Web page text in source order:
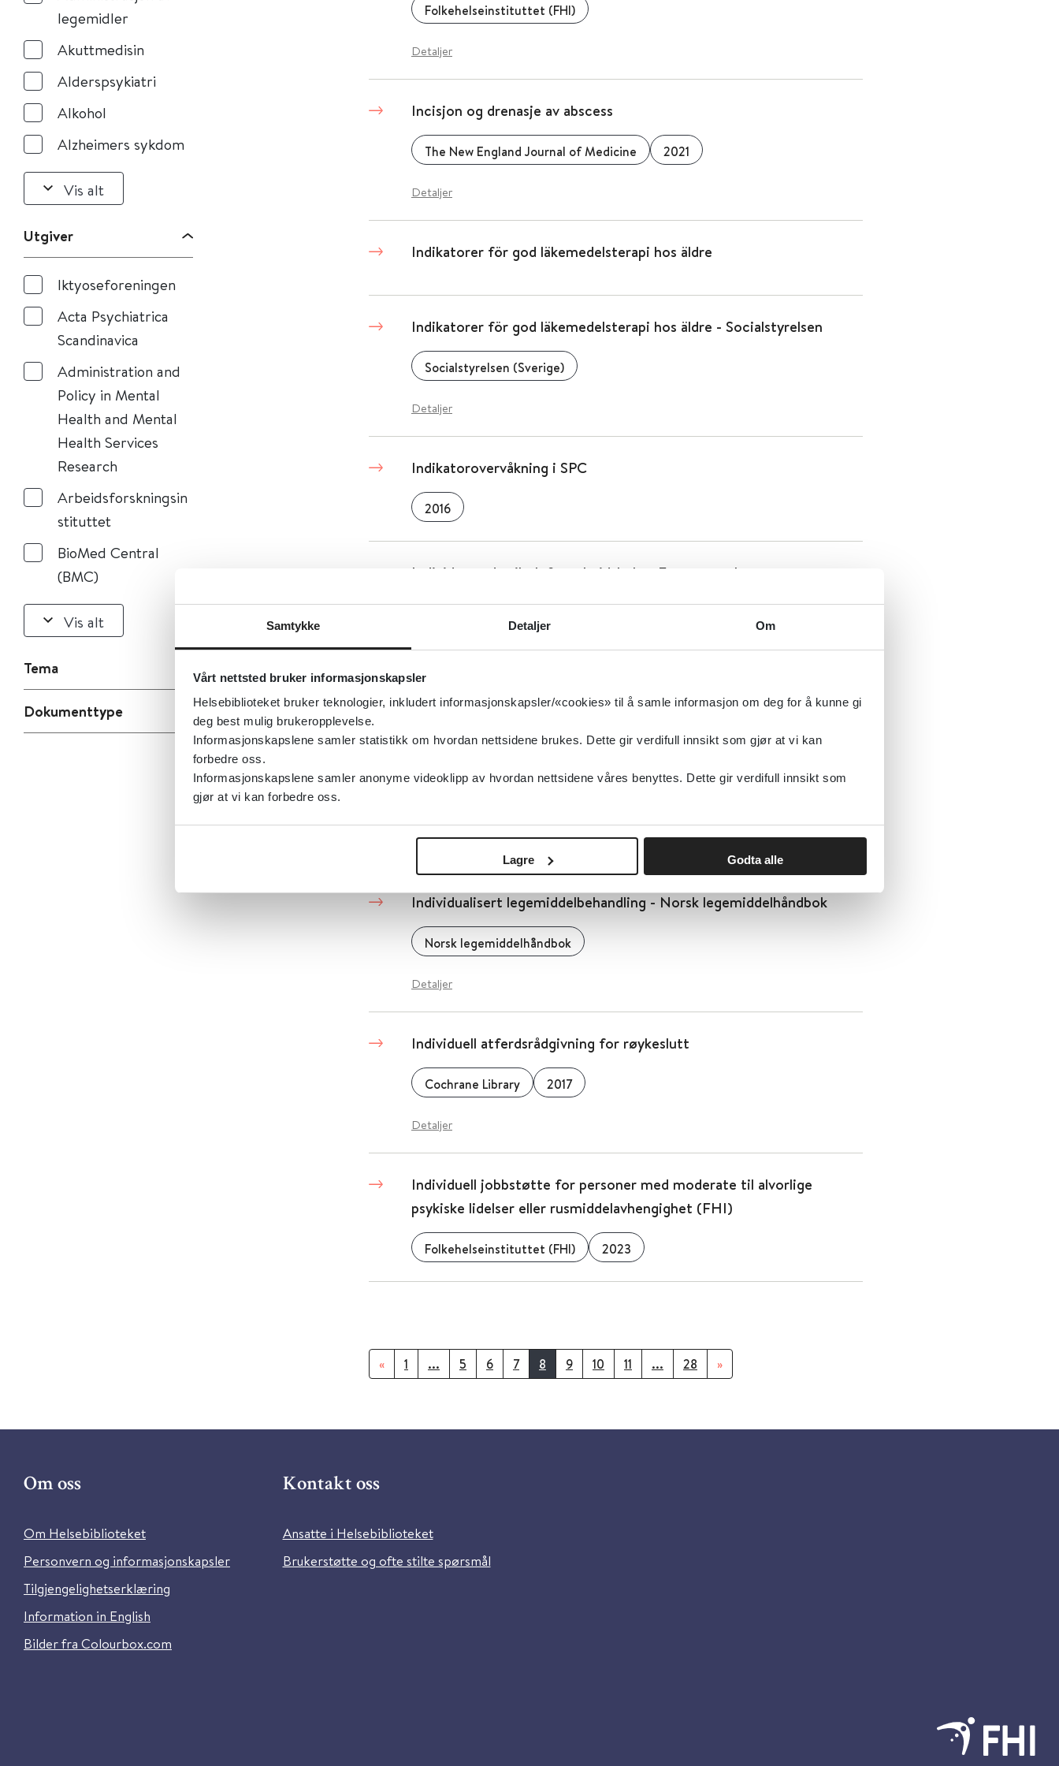
Samtykke Detaljer Om
Vårt nettsted bruker informasjonskapsler
Helsebiblioteket bruker teknologier, inkludert informasjonskapsler/«cookies» til å samle informasjon om deg for å kunne gi
deg best mulig brukeropplevelse.
Informasjonskapslene samler statistikk om hvordan nettsidene brukes. Dette gir verdifull innsikt som gjør at vi kan
forbedre oss.
Informasjonskapslene samler anonyme videoklipp av hvordan nettsidene våres benyttes. Dette gir verdifull innsikt som
gjør at vi kan forbedre oss.
Lagre Godta alle
legemidler
Akuttmedisin
Alderspsykiatri
Alkohol
Alzheimers sykdom
Vis alt
Utgiver
Iktyoseforeningen
Acta Psychiatrica
Scandinavica
Administration and
Policy in Mental
Health and Mental
Health Services
Research
Arbeidsforskningsin
stituttet
BioMed Central
(BMC)
Vis alt
Tema
Dokumenttype
Folkehelseinstituttet (FHI)
Detaljer
Incisjon og drenasje av abscess
The New England Journal of Medicine 2021
Detaljer
Indikatorer för god läkemedelsterapi hos äldre
Indikatorer för god läkemedelsterapi hos äldre - Socialstyrelsen
Socialstyrelsen (Sverige)
Detaljer
Indikatorovervåkning i SPC
2016
Individrettede tiltak for arbeidshelse: En metaanalyse av
Journal of Occupational Health Psychology
Detaljer
Individual psychodynamic psychotherapy and psychoanalysis for
Detaljer
Individualisert legemiddelbehandling - Norsk legemiddelhåndbok
Norsk legemiddelhåndbok
Detaljer
Individuell atferdsrådgivning for røykeslutt
Cochrane Library 2017
Detaljer
Individuell jobbstøtte for personer med moderate til alvorlige
psykiske lidelser eller rusmiddelavhengighet (FHI)
Folkehelseinstituttet (FHI) 2023
« 1 ... 5 6 7 8 9 10 11 ... 28 »
Om oss
Om Helsebiblioteket
Personvern og informasjonskapsler
Tilgjengelighetserklæring
Information in English
Bilder fra Colourbox.com
Kontakt oss
Ansatte i Helsebiblioteket
Brukerstøtte og ofte stilte spørsmål